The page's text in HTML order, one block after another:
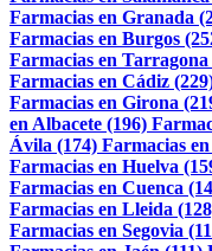
Farmacias en Granada
Farmacias en Burgos
Farmacias en Tarragona
Farmacias en Cádiz
Farmacias en Girona
en Albacete (196)
Ávila (174) Farmacias
Farmacias en Huelva
Farmacias en Cuenca
Farmacias en Lleida
Farmacias en Segovia